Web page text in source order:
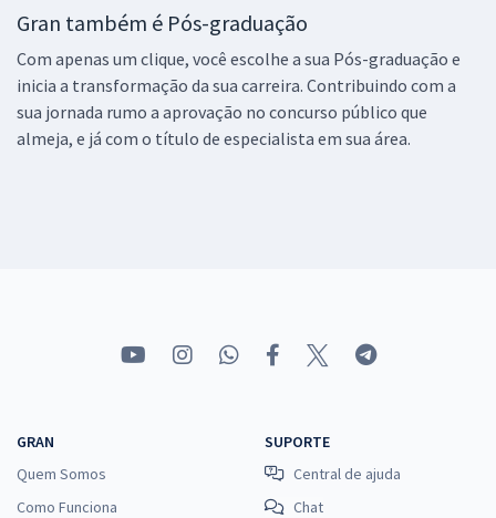
Gran também é Pós-graduação
Com apenas um clique, você escolhe a sua Pós-graduação e
inicia a transformação da sua carreira. Contribuindo com a
sua jornada rumo a aprovação no concurso público que
almeja, e já com o título de especialista em sua área.
GRAN
Quem Somos
Como Funciona
SUPORTE
Central de ajuda
Chat